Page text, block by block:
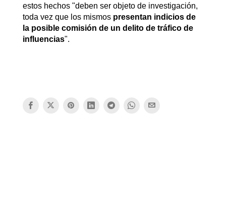
estos hechos "deben ser objeto de investigación,
toda vez que los mismos presentan indicios de
la posible comisión de un delito de tráfico de
influencias".